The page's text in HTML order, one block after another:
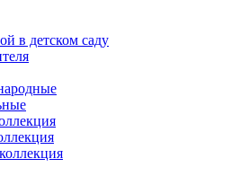
в детском саду